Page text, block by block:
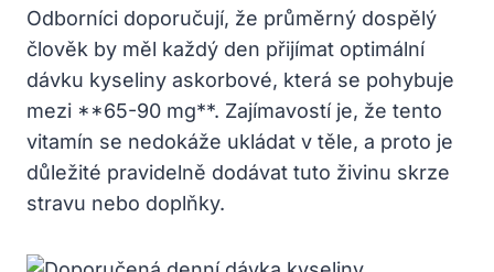
Odborníci doporučují, že průměrný dospělý
člověk by měl každý den přijímat optimální
dávku kyseliny askorbové, která se pohybuje
mezi **65-90 mg**. Zajímavostí je, že tento
vitamín se nedokáže ukládat v těle, a proto je
důležité pravidelně dodávat tuto živinu skrze
stravu nebo doplňky.